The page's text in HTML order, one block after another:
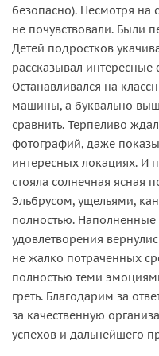
безопасно). Несмотря
не почувствовали. Были
Детей подростков
рассказывал
Останавливался на
машины, а буквально
сравнить. Терпеливо
фотографий, даже
интересных локациях. И
стояла солнечная ясная
Эльбрусом, ущельями,
полностью.
удовлетворения
не жалко потраченных
полностью теми
греть. Благодарим за
за качественную
успехов и дальнейшего